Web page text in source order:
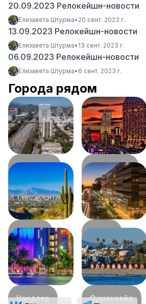
20.09.2023 Релокейшн-новости
Елизавета Штурма• 20 сент. 2023 г.
13.09.2023 Релокейшн-новости
Елизавета Штурма• 13 сент. 2023 г.
06.09.2023 Релокейшн-новости
Елизавета Штурма• 6 сент. 2023 г.
Города рядом
Глендейл Сан-Диего
242км
Финикс
253км 259км
Чандлер Оушенсайд